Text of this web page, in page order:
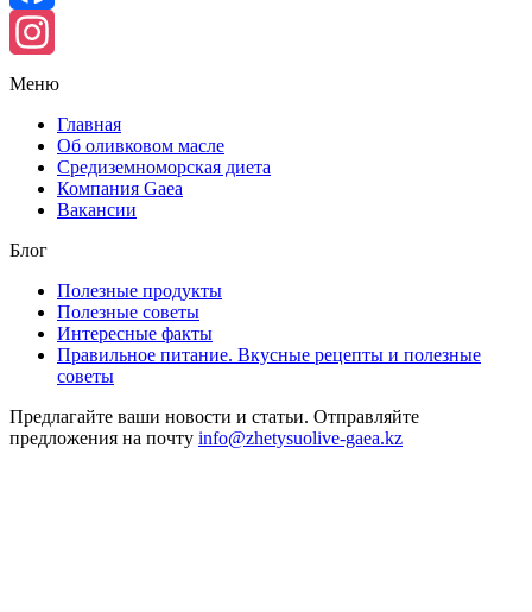
Facebook
Instagram
Меню
Главная
Об оливковом масле
Средиземноморская диета
Компания Gaea
Вакансии
Блог
Полезные продукты
Полезные советы
Интересные факты
Правильное питание. Вкусные рецепты и полезные
советы
Предлагайте ваши новости и статьи. Отправляйте
предложения на почту info@zhetysuolive-gaea.kz